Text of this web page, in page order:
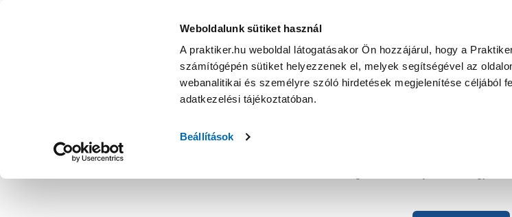
Weboldalunk sütiket használ
A praktiker.hu weboldal látogatásakor Ön hozzájárul, hogy a
számítógépén sütiket helyezzenek el, melyek segítségével az
webanalitikai és személyre szóló hirdetések megjelenítése céljából
adatkezelési tájékoztatóban.
Beállítások